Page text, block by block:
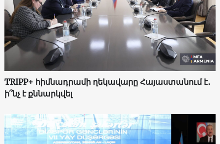
TRIPP+ հիմնադրամի ղեկավարը Հայաստանում է․
ի՞նչ է քննարկվել